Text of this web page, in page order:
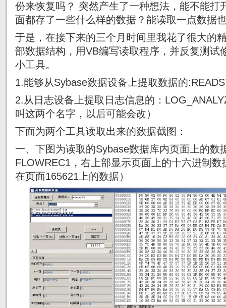
份来恢复吗？ 突然产生了一种想法，能不能打
面都存了一些什么样的数据？能读取一点数据
于是，在接下来的三个月时间里我花了很大的
部数据结构，用VB编写读取程序，并反复测试
小工具。
1.能够从Sybase数据设备上提取数据的
2.从日志设备上提取日志信息的：
叫这两个名字，以后可能会改）
下面为两个工具读取出来的数据截图：
一、下图为读取的Sybase数据库内页面上的数
FLOWREC1，右上部显示页面上的十六进制
在页面165621上的数据）